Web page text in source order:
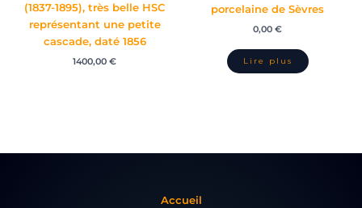
(1837-1895), très belle HSC
représentant une petite
cascade, daté 1856
1400,00 €
porcelaine de Sèvres
0,00 €
Accueil